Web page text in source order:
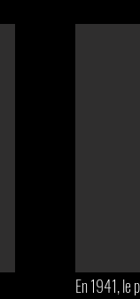
En 1941, le